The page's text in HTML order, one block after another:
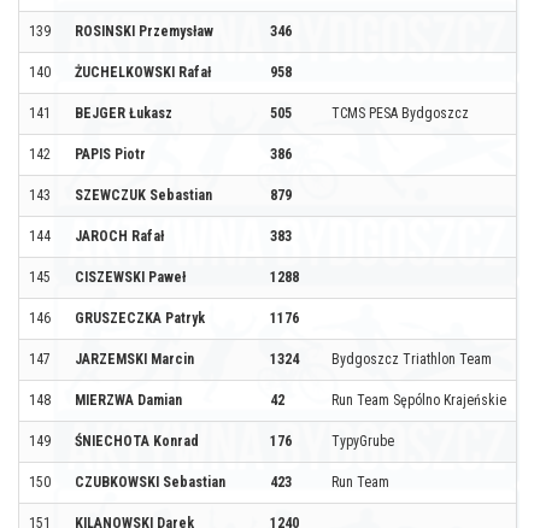
139 ROSINSKI Przemysław 346
140 ŻUCHELKOWSKI Rafał 958
141 BEJGER Łukasz 505 TCMS PESA Bydgoszcz
142 PAPIS Piotr 386
143 SZEWCZUK Sebastian 879
144 JAROCH Rafał 383
145 CISZEWSKI Paweł 1288
146 GRUSZECZKA Patryk 1176
147 JARZEMSKI Marcin 1324 Bydgoszcz Triathlon Team
148 MIERZWA Damian 42 Run Team Sępólno Krajeńskie
149 ŚNIECHOTA Konrad 176 TypyGrube
150 CZUBKOWSKI Sebastian 423 Run Team
151 KILANOWSKI Darek 1240